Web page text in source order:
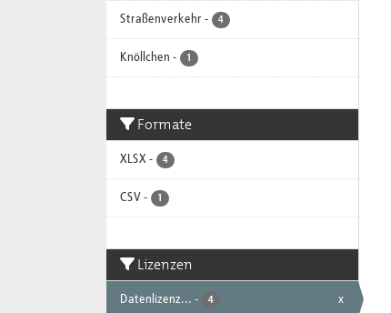
Straßenverkehr - 4
Knöllchen - 1
Formate
XLSX - 4
CSV - 1
Lizenzen
Datenlizenz... - 4 x